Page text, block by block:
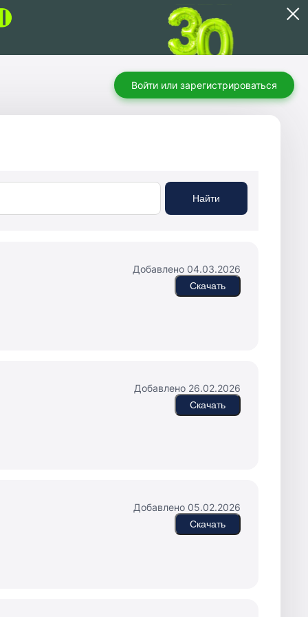
Войти или зарегистрироваться
Найти
Добавлено 04.03.2026
Скачать
Добавлено 26.02.2026
Скачать
Добавлено 05.02.2026
Скачать